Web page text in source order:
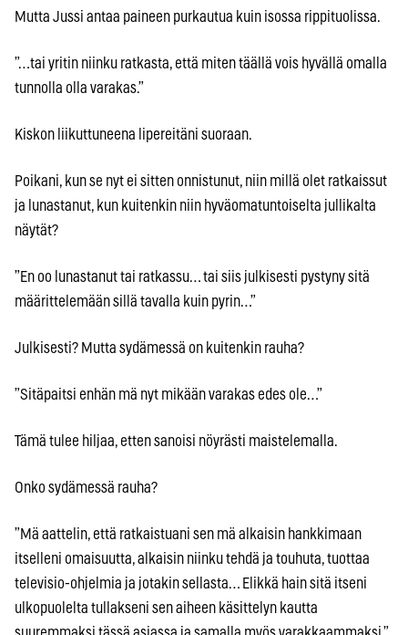
Mutta Jussi antaa paineen purkautua kuin isossa rippituolissa.
”…tai yritin niinku ratkasta, että miten täällä vois hyvällä omalla
tunnolla olla varakas.”
Kiskon liikuttuneena lipereitäni suoraan.
Poikani, kun se nyt ei sitten onnistunut, niin millä olet ratkaissut
ja lunastanut, kun kuitenkin niin hyväomatuntoiselta jullikalta
näytät?
”En oo lunastanut tai ratkassu… tai siis julkisesti pystyny sitä
määrittelemään sillä tavalla kuin pyrin…”
Julkisesti? Mutta sydämessä on kuitenkin rauha?
”Sitäpaitsi enhän mä nyt mikään varakas edes ole…”
Tämä tulee hiljaa, etten sanoisi nöyrästi maistelemalla.
Onko sydämessä rauha?
”Mä aattelin, että ratkaistuani sen mä alkaisin hankkimaan
itselleni omaisuutta, alkaisin niinku tehdä ja touhuta, tuottaa
televisio-ohjelmia ja jotakin sellasta… Elikkä hain sitä itseni
ulkopuolelta tullakseni sen aiheen käsittelyn kautta